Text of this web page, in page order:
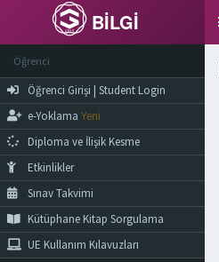
BİLGİ
Öğrenci
Öğrenci Girişi | Student Login
e-Yoklama Yeni
Diploma ve İlişik Kesme
Etkinlikler
Sınav Takvimi
Kütüphane Kitap Sorgulama
UE Kullanım Kılavuzları